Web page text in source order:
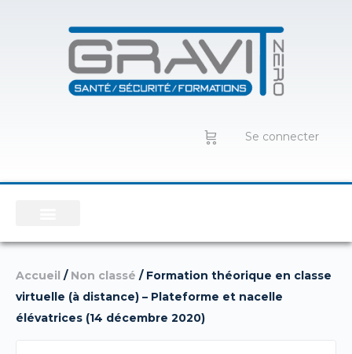
Se connecter
Accueil / Non classé / Formation théorique en classe
virtuelle (à distance) – Plateforme et nacelle
élévatrices (14 décembre 2020)